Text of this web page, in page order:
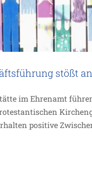
stößt
im Ehrenamt
positive